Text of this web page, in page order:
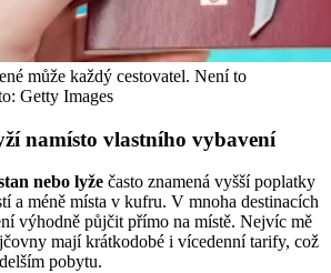
může každý cestovatel. Není to
Getty Images
namísto vlastního vybavení
nebo lyže často znamená vyšší poplatky
a méně místa v kufru. V mnoha destinacích
výhodně půjčit přímo na místě. Nejvíc mě
mají krátkodobé i vícedenní tarify, což
pobytu.